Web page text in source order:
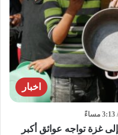
اخبار
غزة تواجه عوائق أكبر